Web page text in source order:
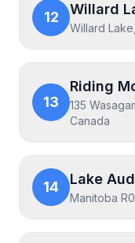
12 Willard
Willard
13
Riding
135
Canada
14 Lake
Manitoba